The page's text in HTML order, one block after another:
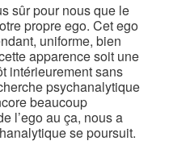
sûr pour nous que le
propre ego. Cet ego
uniforme, bien
apparence soit une
intérieurement sans
psychanalytique
beaucoup
l’ego au ça, nous a
se poursuit.